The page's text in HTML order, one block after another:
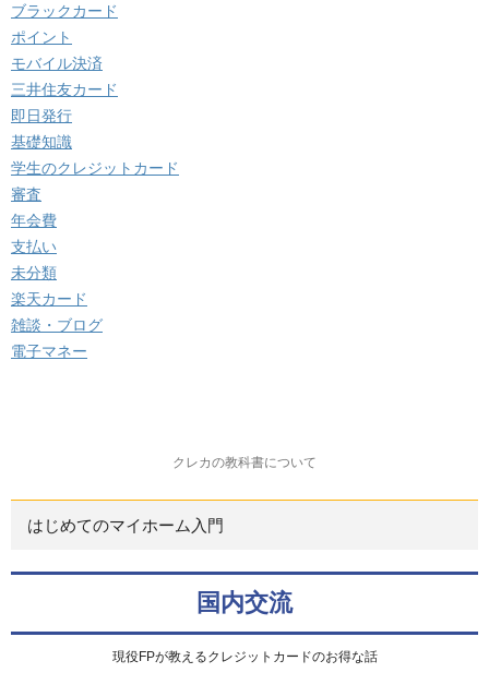
ブラックカード
ポイント
モバイル決済
三井住友カード
即日発行
基礎知識
学生のクレジットカード
審査
年会費
支払い
未分類
楽天カード
雑談・ブログ
電子マネー
クレカの教科書について
はじめてのマイホーム入門
国内交流
現役FPが教えるクレジットカードのお得な話